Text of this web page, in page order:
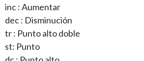
inc : Aumentar
dec : Disminución
tr : Punto alto doble
st: Punto